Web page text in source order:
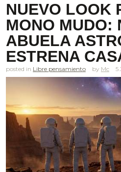
NUEVO LOOK
MONO MUDO:
ABUELA
ESTRENA
posted in Libre pensamiento Mc